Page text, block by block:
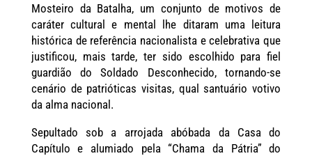
Mosteiro da Batalha, um conjunto de motivos de
caráter cultural e mental lhe ditaram uma leitura
histórica de referência nacionalista e celebrativa que
justificou, mais tarde, ter sido escolhido para fiel
guardião do Soldado Desconhecido, tornando-se
cenário de patrióticas visitas, qual santuário votivo
da alma nacional.
Sepultado sob a arrojada abóbada da Casa do
Capítulo e alumiado pela “Chama da Pátria” do